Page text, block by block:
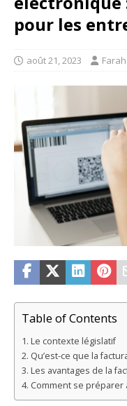
pour les
août 21, 2023
Table of Contents
Le contexte législatif
Qu’est-ce que la
Les avantages de la
Comment se préparer